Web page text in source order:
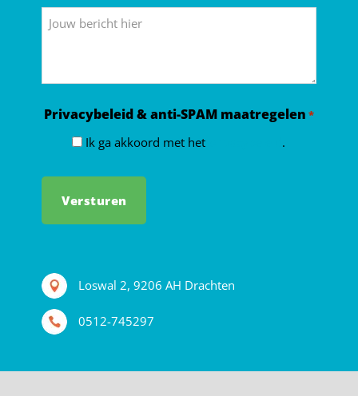
*
Privacybeleid & anti-SPAM maatregelen *
Ik ga akkoord met het .
Loswal 2, 9206 AH Drachten
0512-745297